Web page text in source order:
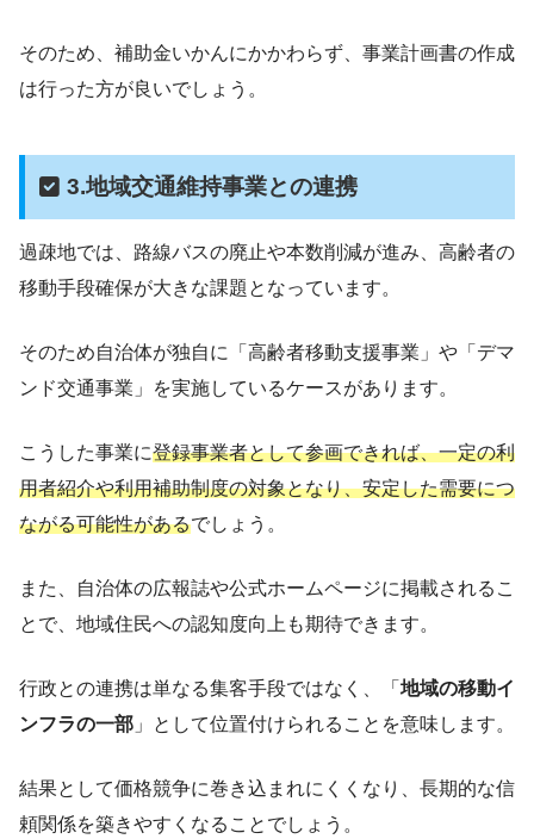
そのため、補助金いかんにかかわらず、事業計画書の作成
は行った方が良いでしょう。
3.地域交通維持事業との連携
過疎地では、路線バスの廃止や本数削減が進み、高齢者の
移動手段確保が大きな課題となっています。
そのため自治体が独自に「高齢者移動支援事業」や「デマ
ンド交通事業」を実施しているケースがあります。
こうした事業に登録事業者として参画できれば、一定の利
用者紹介や利用補助制度の対象となり、安定した需要につ
ながる可能性があるでしょう。
また、自治体の広報誌や公式ホームページに掲載されるこ
とで、地域住民への認知度向上も期待できます。
行政との連携は単なる集客手段ではなく、「 地域の移動イ
ンフラの一部 」として位置付けられることを意味します。
結果として価格競争に巻き込まれにくくなり、長期的な信
頼関係を築きやすくなることでしょう。